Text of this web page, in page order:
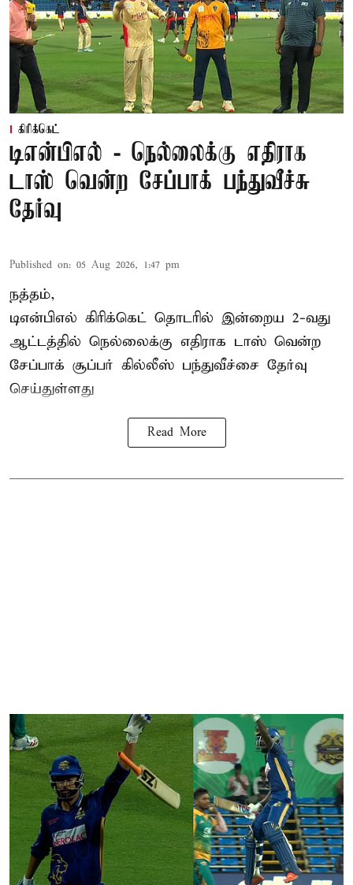
கிரிக்கெட்
டிஎன்பிஎல் - நெல்லைக்கு எதிராக
டாஸ் வென்ற சேப்பாக் பந்துவீச்சு
தேர்வு
Published on: 05 Aug 2026, 1:47 pm
நத்தம்,
டிஎன்பிஎல் கிரிக்கெட் தொடரில் இன்றைய 2-வது
ஆட்டத்தில் நெல்லைக்கு எதிராக டாஸ் வென்ற
சேப்பாக் சூப்பர் கில்லீஸ் பந்துவீச்சை தேர்வு
செய்துள்ளது
Read More